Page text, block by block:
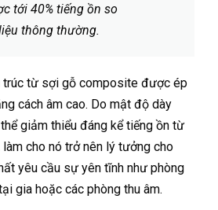
tới 40% tiếng ồn so
thông thường.
trúc từ sợi gỗ composite được ép
cách âm cao. Do mật độ dày
giảm thiểu đáng kể tiếng ồn từ
cho nó trở nên lý tưởng cho
yêu cầu sự yên tĩnh như phòng
gia hoặc các phòng thu âm.